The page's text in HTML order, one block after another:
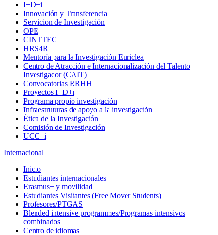
I+D+i
Innovación y Transferencia
Servicion de Investigación
OPE
CINTTEC
HRS4R
Mentoría para la Investigación Euriclea
Centro de Atracción e Internacionalización del Talento
Investigador (CAIT)
Convocatorias RRHH
Proyectos I+D+i
Programa propio investigación
Infraestruturas de apoyo a la investigación
Ética de la Investigación
Comisión de Investigación
UCC+i
Internacional
Inicio
Estudiantes internacionales
Erasmus+ y movilidad
Estudiantes Visitantes (Free Mover Students)
Profesores/PTGAS
Blended intensive programmes/Programas intensivos
combinados
Centro de idiomas